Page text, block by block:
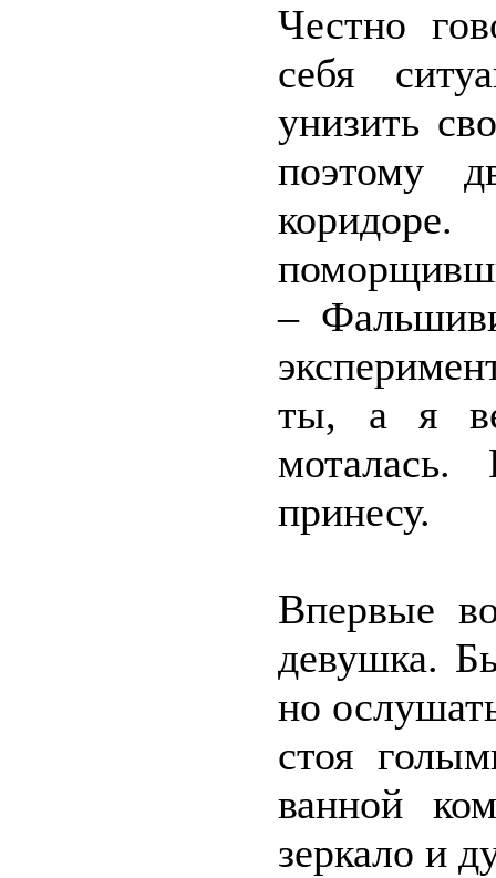
Честно
себя
унизить
поэтому
–
ты, а я
моталась.
принесу.
Впервые
девушка.
но
стоя
ванной
зеркало и